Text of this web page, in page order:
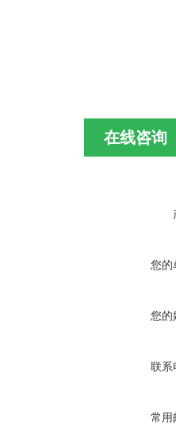
在线咨询
您的
您的
联系
常用